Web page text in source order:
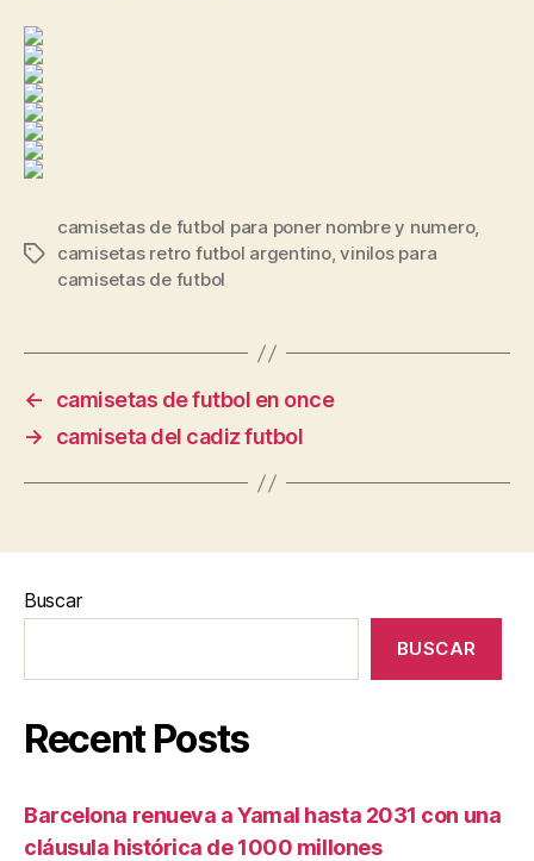
Etiquetas
camisetas de futbol para poner nombre y numero,
camisetas retro futbol argentino,vinilos para
camisetas de futbol
←
camisetas de futbol en once
→
camiseta del cadiz futbol
Buscar
BUSCAR
Recent Posts
Barcelona renueva a Yamal hasta 2031 con una
cláusula histórica de 1000 millones